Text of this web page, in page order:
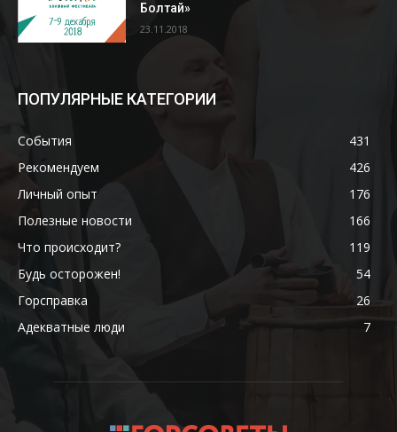
Болтай»
23.11.2018
ПОПУЛЯРНЫЕ КАТЕГОРИИ
События
431
Рекомендуем
426
Личный опыт
176
Полезные новости
166
Что происходит?
119
Будь осторожен!
54
Горсправка
26
Адекватные люди
7